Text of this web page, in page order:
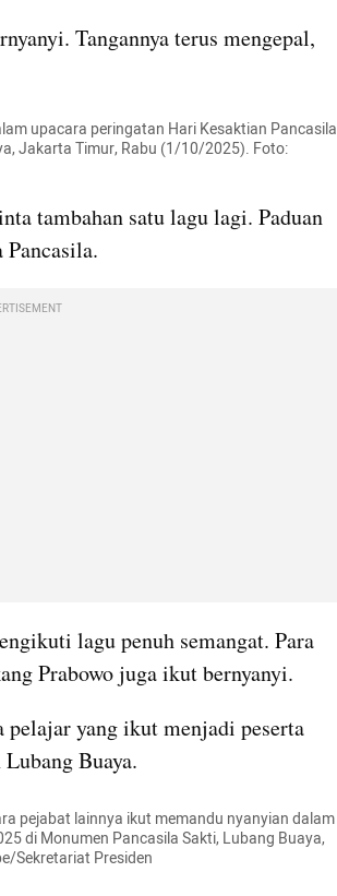
Tangannya terus mengepal,
upacara peringatan Hari Kesaktian Pancasila
Jakarta Timur, Rabu (1/10/2025). Foto:
tambahan satu lagu lagi. Paduan
Pancasila.
lagu penuh semangat. Para
Prabowo juga ikut bernyanyi.
pelajar yang ikut menjadi peserta
Buaya.
pejabat lainnya ikut memandu nyanyian dalam
di Monumen Pancasila Sakti, Lubang Buaya,
Sekretariat Presiden